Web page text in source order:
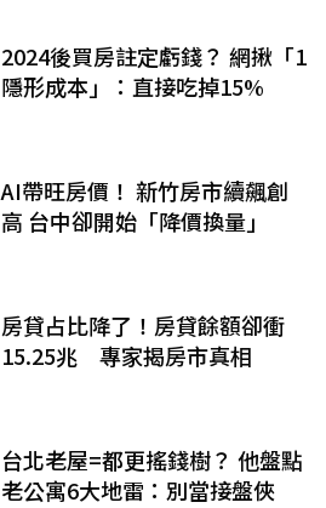
2024後買房註定虧錢？ 網揪「1
隱形成本」：直接吃掉15%
AI帶旺房價！ 新竹房市續飆創
高 台中卻開始「降價換量」
房貸占比降了！房貸餘額卻衝
15.25兆 專家揭房市真相
台北老屋=都更搖錢樹？ 他盤點
老公寓6大地雷：別當接盤俠